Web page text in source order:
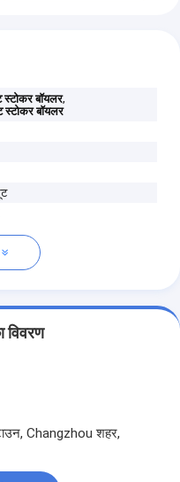
बॉयलर,
स्टोकर बॉयलर
विवरण
Changzhou शहर,